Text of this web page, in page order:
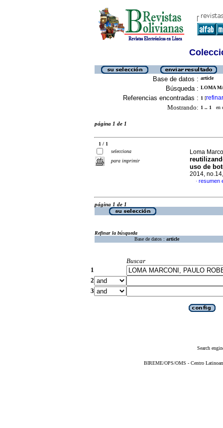
Base de datos : article
Búsqueda : LOMA
Referencias encontradas : 1 [refinar
Mostrando: 1 .. 1 en
página 1 de 1
1 / 1
selecciona
para imprimir
Loma
uso de
2014,
· resumen
página 1 de 1
Refinar la búsqueda
Base de datos : article
Buscar
1
2
3
Search
BIREME/OPS/OMS - Centro